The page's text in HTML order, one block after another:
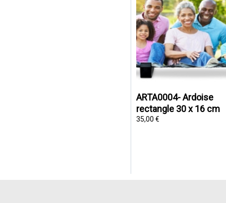
ARTA0004- Ardoise
rectangle 30 x 16 cm
35,00 €